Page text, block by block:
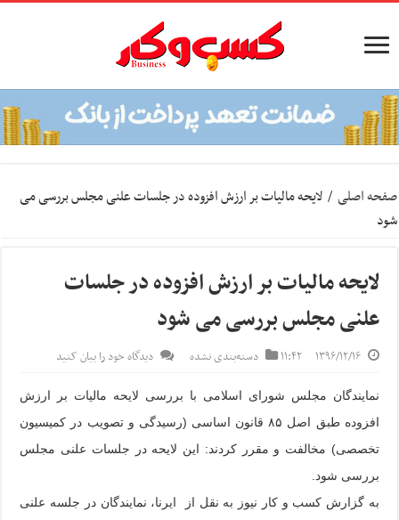
صفحه اصلی / لایحه مالیات بر ارزش افزوده در جلسات علنی مجلس بررسی می
شود
لایحه مالیات بر ارزش افزوده در جلسات
علنی مجلس بررسی می شود
۱۳۹۶/۱۲/۱۶ ۱۱:۴۲ دسته‌بندی نشده دیدگاه خود را بیان کنید
نمایندگان مجلس شورای اسلامی با بررسی لایحه مالیات بر ارزش
افزوده طبق اصل ۸۵ قانون اساسی (رسیدگی و تصویب در کمیسیون
تخصصی) مخالفت و مقرر کردند: این لایحه در جلسات علنی مجلس
بررسی شود.
به گزارش کسب و کار نیوز به نقل از ایرنا، نمایندگان در جلسه علنی